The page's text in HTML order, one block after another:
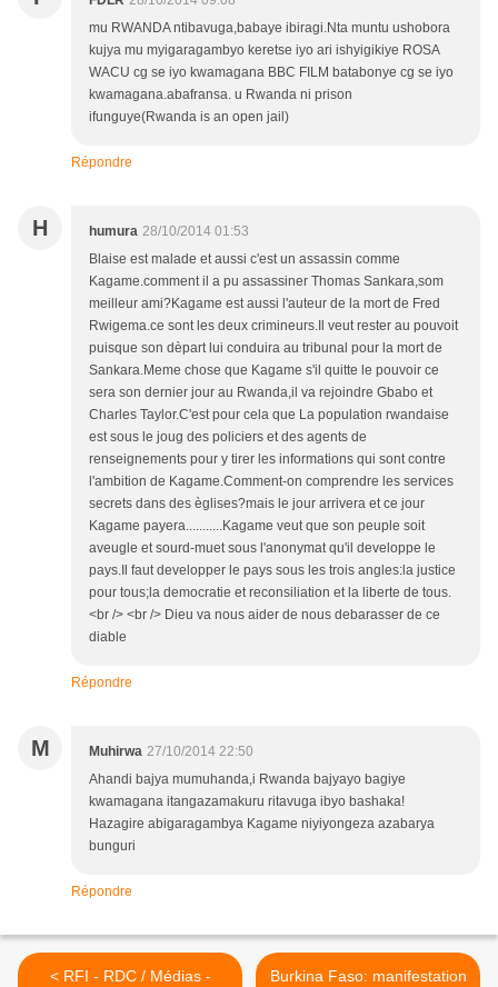
mu RWANDA ntibavuga,babaye ibiragi.Nta muntu ushobora
kujya mu myigaragambyo keretse iyo ari ishyigikiye ROSA
WACU cg se iyo kwamagana BBC FILM batabonye cg se iyo
kwamagana.abafransa. u Rwanda ni prison
ifunguye(Rwanda is an open jail)
Répondre
H humura 28/10/2014 01:53
Blaise est malade et aussi c'est un assassin comme
Kagame.comment il a pu assassiner Thomas Sankara,som
meilleur ami?Kagame est aussi l'auteur de la mort de Fred
Rwigema.ce sont les deux crimineurs.Il veut rester au pouvoit
puisque son dèpart lui conduira au tribunal pour la mort de
Sankara.Meme chose que Kagame s'il quitte le pouvoir ce
sera son dernier jour au Rwanda,il va rejoindre Gbabo et
Charles Taylor.C'est pour cela que La population rwandaise
est sous le joug des policiers et des agents de
renseignements pour y tirer les informations qui sont contre
l'ambition de Kagame.Comment-on comprendre les services
secrets dans des èglises?mais le jour arrivera et ce jour
Kagame payera...........Kagame veut que son peuple soit
aveugle et sourd-muet sous l'anonymat qu'il developpe le
pays.Il faut developper le pays sous les trois angles:la justice
pour tous;la democratie et reconsiliation et la liberte de tous.
<br /> <br /> Dieu va nous aider de nous debarasser de ce
diable
Répondre
M Muhirwa 27/10/2014 22:50
Ahandi bajya mumuhanda,i Rwanda bajyayo bagiye
kwamagana itangazamakuru ritavuga ibyo bashaka!
Hazagire abigaragambya Kagame niyiyongeza azabarya
bunguri
Répondre
< RFI - RDC / Médias -
Burkina Faso: manifestation